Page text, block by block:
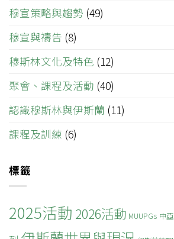
穆宣策略與趨勢 (49)
穆宣與禱告 (8)
穆斯林文化及特色 (12)
聚會、課程及活動 (40)
認識穆斯林與伊斯蘭 (11)
課程及訓練 (6)
標籤
2025活動 2026活動 MUUPGs 中亞